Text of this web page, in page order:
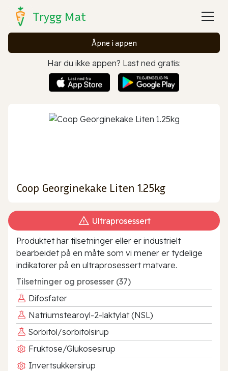
Trygg Mat
Åpne i appen
Har du ikke appen? Last ned gratis:
Coop Georginekake Liten 1.25kg
Ultraprosessert
Produktet har tilsetninger eller er industrielt
bearbeidet på en måte som vi mener er tydelige
indikatorer på en ultraprosessert matvare.
Tilsetninger og prosesser (37)
Difosfater
Natriumstearoyl-2-laktylat (NSL)
Sorbitol/sorbitolsirup
Fruktose/Glukosesirup
Invertsukkersirup